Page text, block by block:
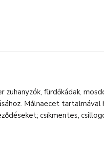
zuhanyzók, fürdőkádak,
Málnaecet
csíkmentes,